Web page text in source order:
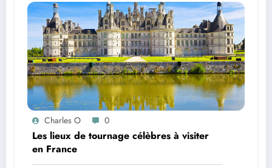
Charles O 0
Les lieux de tournage célèbres à visiter
en France